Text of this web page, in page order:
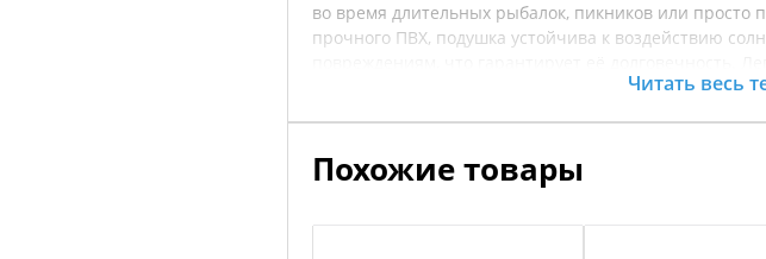
во время длительных рыбалок, пикников или просто
прочного ПВХ, подушка устойчива к воздействию
багаж, занимая минимум места. На водоемах, где
Читать весь
Похожие товары